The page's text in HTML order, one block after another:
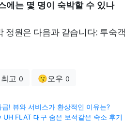
에는 몇 명이 숙박할 수 있나
정원은 다음과 같습니다: 투숙객
고 0 😗오우 0
! 뷰와 서비스가 환상적인 이유는?
UH FLAT 대구 숨은 보석같은 숙소 후기